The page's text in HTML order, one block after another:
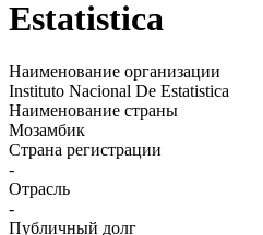
Estatistica
Наименование организации
Наименование страны
Страна регистрации